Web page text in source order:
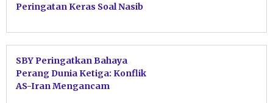
Peringatan Keras Soal Nasib
SBY Peringatkan Bahaya
Perang Dunia Ketiga: Konflik
AS-Iran Mengancam